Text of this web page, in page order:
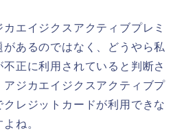
エイジクスアクティブプレミ
あるのではなく、どうやら私
正に利用されていると判断さ
ジカエイジクスアクティブプ
レジットカードが利用できな
ね。